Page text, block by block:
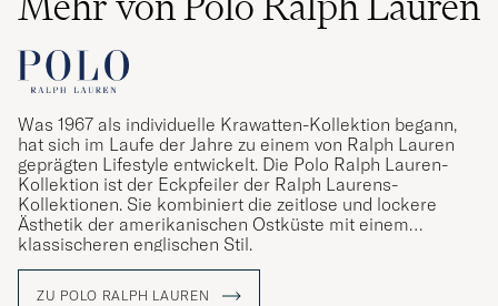
Was 1967 als individuelle Krawatten-Kollektion begann,
hat sich im Laufe der Jahre zu einem von Ralph Lauren
geprägten Lifestyle entwickelt. Die Polo Ralph Lauren-
Kollektion ist der Eckpfeiler der Ralph Laurens-
Kollektionen. Sie kombiniert die zeitlose und lockere
Ästhetik der amerikanischen Ostküste mit einem
klassischeren englischen Stil.
ZU POLO RALPH LAUREN